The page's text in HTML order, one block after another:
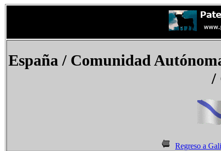
España / Comunidad
/
Regreso a